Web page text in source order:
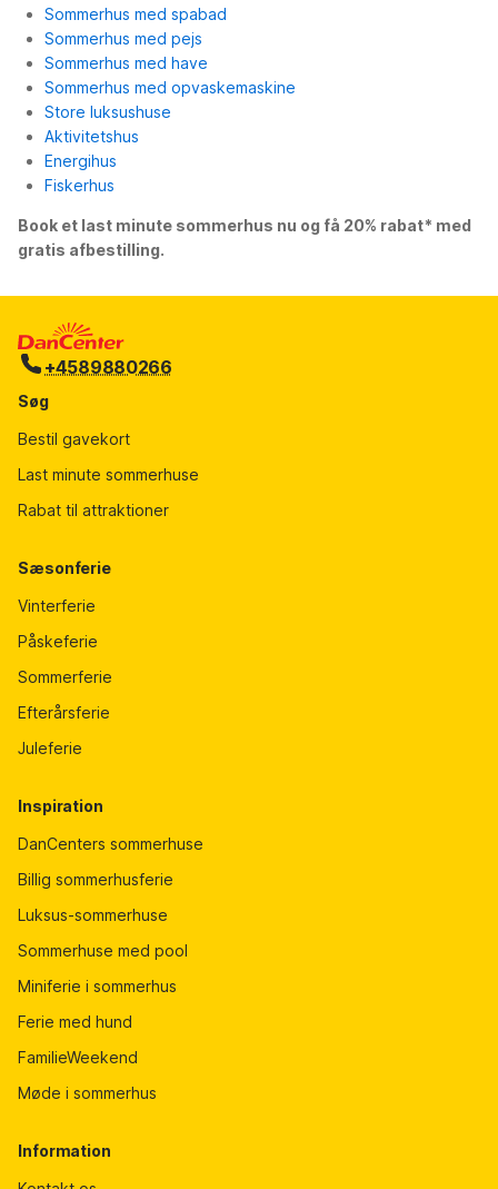
Sommerhus med spabad
Sommerhus med pejs
Sommerhus med have
Sommerhus med opvaskemaskine
Store luksushuse
Aktivitetshus
Energihus
Fiskerhus
Book et last minute sommerhus nu og få 20% rabat* med
gratis afbestilling.
+4589880266
Søg
Bestil gavekort
Last minute sommerhuse
Rabat til attraktioner
Sæsonferie
Vinterferie
Påskeferie
Sommerferie
Efterårsferie
Juleferie
Inspiration
DanCenters sommerhuse
Billig sommerhusferie
Luksus-sommerhuse
Sommerhuse med pool
Miniferie i sommerhus
Ferie med hund
FamilieWeekend
Møde i sommerhus
Information